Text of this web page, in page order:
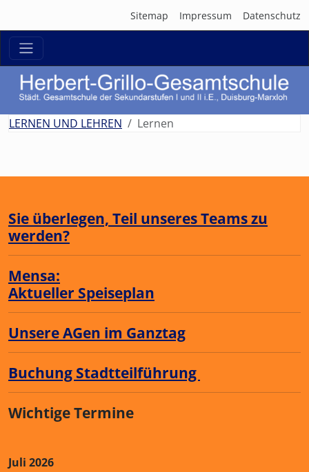
Sitemap Impressum Datenschutz
zurück
LERNEN UND LEHREN
Lernen
Sie überlegen, Teil unseres Teams zu
werden?
Mensa:
Aktueller Speiseplan
Unsere AGen im Ganztag
Buchung Stadtteilführung
Wichtige Termine
Juli 2026